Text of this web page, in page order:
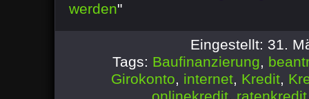
werden"
Eingestellt: 31.
Tags: Baufinanzierung,
Girokonto, internet, Kredit,